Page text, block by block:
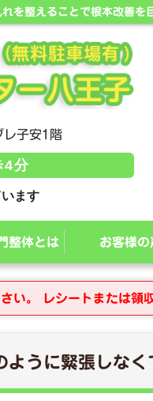
整えることで根本改善を
レ子安1階
4分
ます
整体とは お客様の
。 レシートまたは領
うに緊張しなく